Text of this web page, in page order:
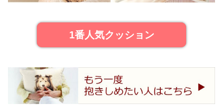
1番人気クッション